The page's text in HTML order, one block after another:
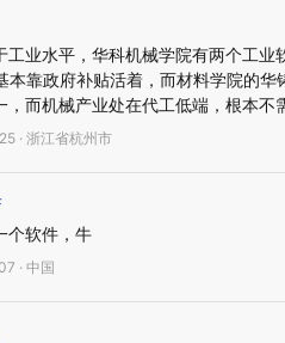
工业水平，华科机械学院有两个工
本靠政府补贴活着，而材料学院的
，而机械产业处在代工低端，根本不
· 浙江省杭州市
个软件，牛
· 中国